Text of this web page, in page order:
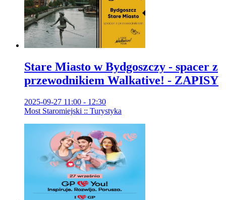
Stare Miasto w Bydgoszczy - spacer z
przewodnikiem Walkative! - ZAPISY
2025-09-27 11:00 - 12:30
Most Staromiejski :: Turystyka